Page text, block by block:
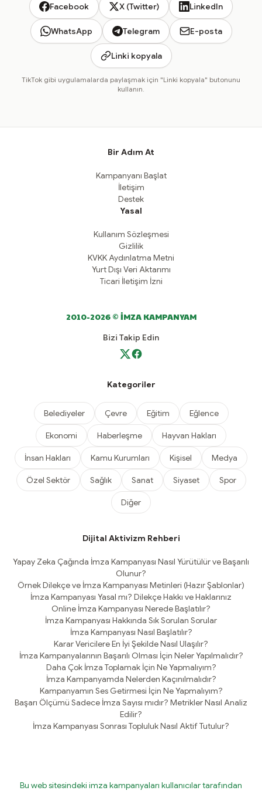
Facebook X (Twitter) LinkedIn
WhatsApp Telegram E-posta
Linki kopyala
TikTok gibi uygulamalarda paylaşmak için "Linki kopyala" butonunu
kullanın.
Bir Adım At
Kampanyanı Başlat
İletişim
Destek
Yasal
Kullanım Sözleşmesi
Gizlilik
KVKK Aydınlatma Metni
Yurt Dışı Veri Aktarımı
Ticari İletişim İzni
2010-2026 © İMZA KAMPANYAM
Bizi Takip Edin
Kategoriler
Belediyeler Çevre Eğitim Eğlence
Ekonomi Haberleşme Hayvan Hakları
İnsan Hakları Kamu Kurumları Kişisel Medya
Özel Sektör Sağlık Sanat Siyaset Spor
Diğer
Dijital Aktivizm Rehberi
Yapay Zeka Çağında İmza Kampanyası Nasıl Yürütülür ve Başarılı
Olunur?
Örnek Dilekçe ve İmza Kampanyası Metinleri (Hazır Şablonlar)
İmza Kampanyası Yasal mı? Dilekçe Hakkı ve Haklarınız
Online İmza Kampanyası Nerede Başlatılır?
İmza Kampanyası Hakkında Sık Sorulan Sorular
İmza Kampanyası Nasıl Başlatılır?
Karar Vericilere En İyi Şekilde Nasıl Ulaşılır?
İmza Kampanyalarının Başarılı Olması İçin Neler Yapılmalıdır?
Daha Çok İmza Toplamak İçin Ne Yapmalıyım?
İmza Kampanyamda Nelerden Kaçınılmalıdır?
Kampanyamın Ses Getirmesi İçin Ne Yapmalıyım?
Başarı Ölçümü Sadece İmza Sayısı mıdır? Metrikler Nasıl Analiz
Edilir?
İmza Kampanyası Sonrası Topluluk Nasıl Aktif Tutulur?
Bu web sitesindeki imza kampanyaları kullanıcılar tarafından